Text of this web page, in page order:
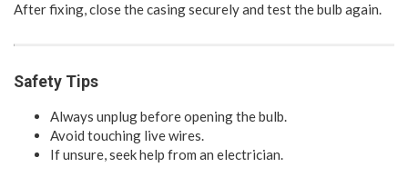
After fixing, close the casing securely and test the bulb again.
Safety Tips
Always unplug before opening the bulb.
Avoid touching live wires.
If unsure, seek help from an electrician.